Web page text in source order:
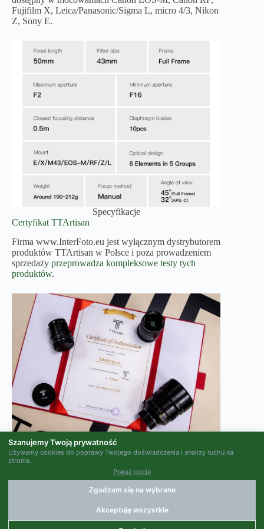
Fujifilm X, Leica/Panasonic/Sigma L, micro 4/3, Nikon
Z, Sony E.
Specyfikacje
Certyfikat TTArtisan
Firma www.InterFoto.eu jest wyłącznym dystrybutorem
produktów TTArtisan w Polsce i poza prowadzeniem
sprzedaży przeprowadza kompleksowe testy tych
produktów.
Jesteśmy wyłącznym dystrybutorem marki TTArtisan
na Polskę
Szanujemy Twoją prywatność
Używamy cookies do poprawy Twojego doświadczenia i analizy ruchu na
stronie.
Pokaż opcje
Zgadzam się na wybrane
Akceptuję wszystkie